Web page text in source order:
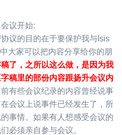
议开始:
议的目的在于要保护我与 Isis
大家可以把内容分享给你的朋
了，之所以这么做，是因为我
稿里的部份内容跟扬升会议内
前有些会议纪录的内容曾经说事
会议上说事件已经发生了，所
事情。如果有人想感受会议的
必须亲自参与会议。